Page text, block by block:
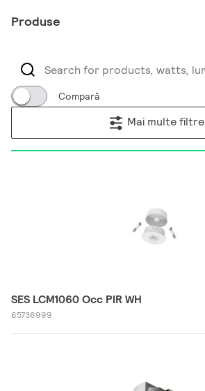
Produse
Compară
Mai multe filtre
SES LCM1060 Occ PIR WH
65736999